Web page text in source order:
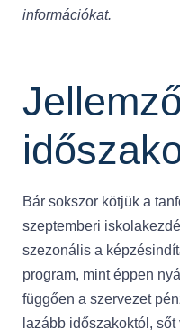
információkat.
Bár sokszor kötjük a
szeptemberi
szezonális a
program, mint éppen
függően a szervezet
lazább időszakoktól,